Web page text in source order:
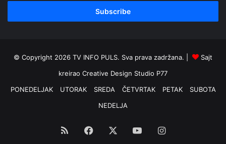
© Copyright 2026 TV INFO PULS. Sva prava zadržana. |
Sajt
kreirao Creative Design Studio P77
PONEDELJAK
UTORAK SREDA ČETVRTAK PETAK
SUBOTA
NEDELJA
RSS Facebook YouTubeInstagram